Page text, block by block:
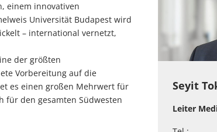
einem innovativen
Universität Budapest wird
– international vernetzt,
der größten
Vorbereitung auf die
es einen großen Mehrwert für
für den gesamten Südwesten
Seyit
Leiter